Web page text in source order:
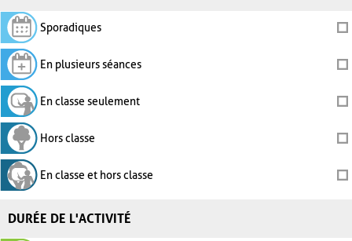
Sporadiques
En plusieurs séances
En classe seulement
Hors classe
En classe et hors classe
DURÉE DE L'ACTIVITÉ